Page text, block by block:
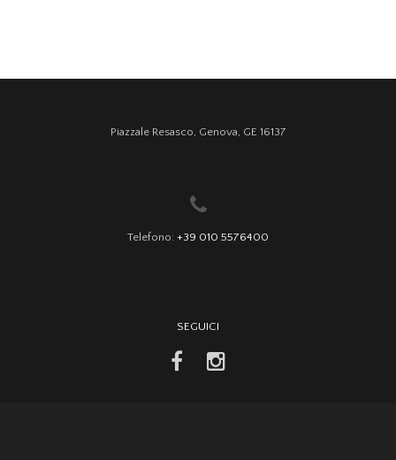
Piazzale Resasco, Genova, GE 16137
Telefono: +39 010 5576400
SEGUICI
facebookinstagram